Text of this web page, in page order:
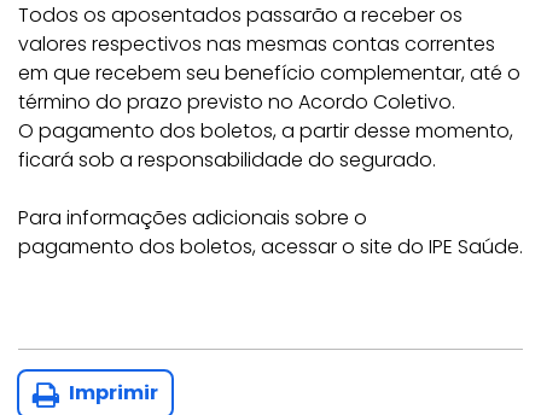
Todos os aposentados passarão a receber os
valores respectivos nas mesmas contas correntes
em que recebem seu benefício complementar, até o
término do prazo previsto no Acordo Coletivo.
O pagamento dos boletos, a partir desse momento,
ficará sob a responsabilidade do segurado.
Para informações adicionais sobre o
pagamento dos boletos, acessar o site do IPE Saúde.
Imprimir